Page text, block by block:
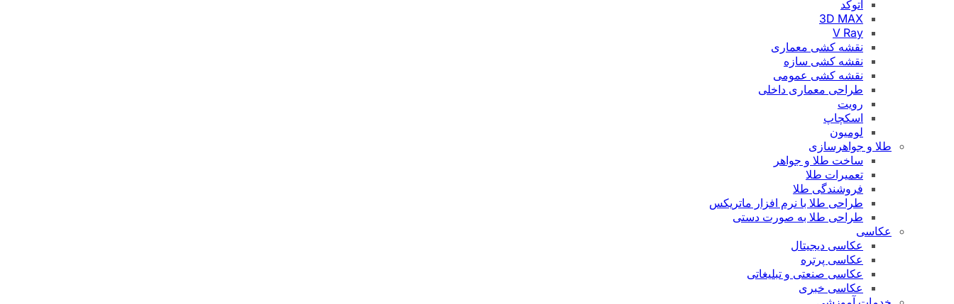
اتوکد
3D MAX
V Ray
نقشه کشی معماری
نقشه کشی سازه
نقشه کشی عمومی
طراحی معماری داخلی
رویت
اسکچاپ
لومیون
طلا و جواهرسازی
ساخت طلا و جواهر
تعمیرات طلا
فروشندگی طلا
طراحی طلا با نرم افزار ماتریکس
طراحی طلا به صورت دستی
عکاسی
عکاسی دیجیتال
عکاسی پرتره
عکاسی صنعتی و تبلیغاتی
عکاسی خبری